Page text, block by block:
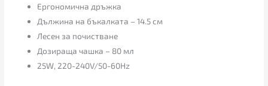
Ергономична дръжка
Дължина на бъкалката – 14.5 см
Лесен за почистване
Дозираща чашка – 80 мл
25W, 220-240V/50-60Hz